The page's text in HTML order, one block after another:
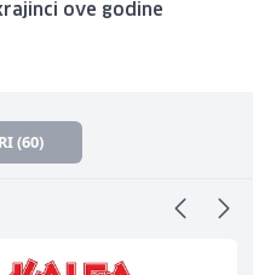
ove godine
(60)